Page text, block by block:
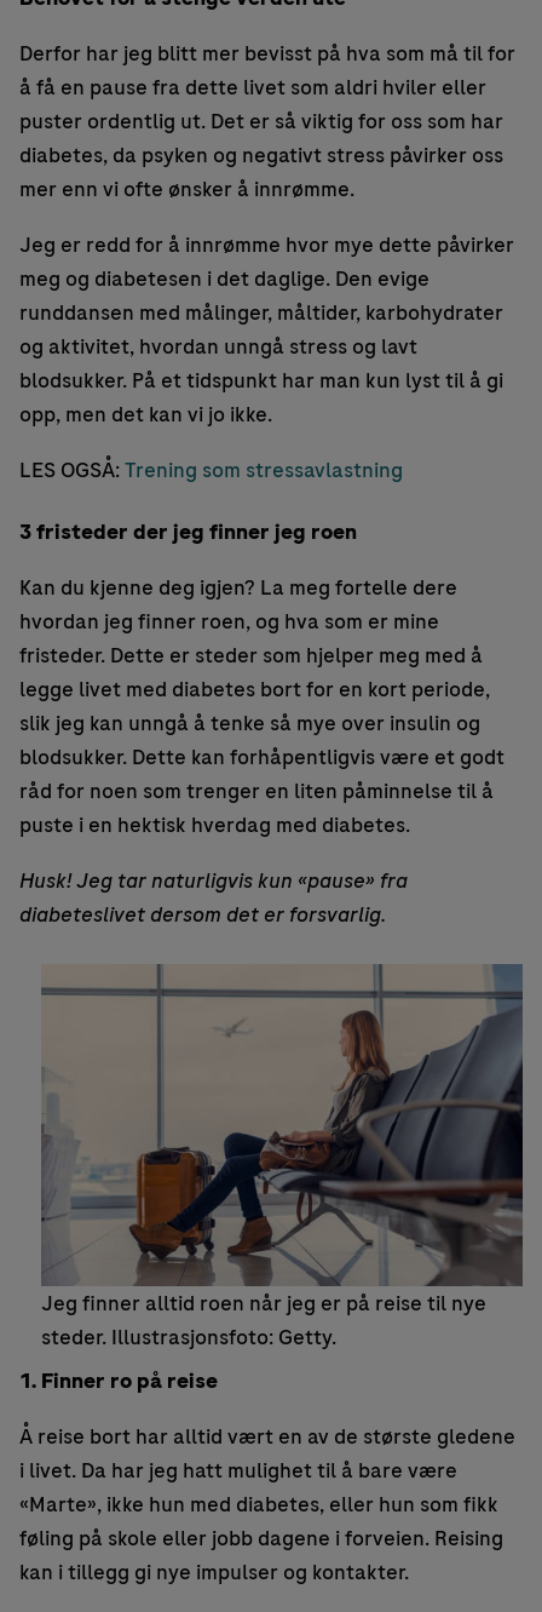
Derfor har jeg blitt mer bevisst på hva som må til for
å få en pause fra dette livet som aldri hviler eller
puster ordentlig ut. Det er så viktig for oss som har
diabetes, da psyken og negativt stress påvirker oss
mer enn vi ofte ønsker å innrømme.
Jeg er redd for å innrømme hvor mye dette påvirker
meg og diabetesen i det daglige. Den evige
runddansen med målinger, måltider, karbohydrater
og aktivitet, hvordan unngå stress og lavt
blodsukker. På et tidspunkt har man kun lyst til å gi
opp, men det kan vi jo ikke.
LES OGSÅ:Trening som stressavlastning
3 fristeder der jeg finner jeg roen
Kan du kjenne deg igjen? La meg fortelle dere
hvordan jeg finner roen, og hva som er mine
fristeder. Dette er steder som hjelper meg med å
legge livet med diabetes bort for en kort periode,
slik jeg kan unngå å tenke så mye over insulin og
blodsukker. Dette kan forhåpentligvis være et godt
råd for noen som trenger en liten påminnelse til å
puste i en hektisk hverdag med diabetes.
Husk! Jeg tar naturligvis kun «pause» fra
diabeteslivet dersom det er forsvarlig.
Jeg finner alltid roen når jeg er på reise til nye
steder. Illustrasjonsfoto: Getty.
1. Finner ro på reise
Å reise bort har alltid vært en av de største gledene
i livet. Da har jeg hatt mulighet til å bare være
«Marte», ikke hun med diabetes, eller hun som fikk
føling på skole eller jobb dagene i forveien. Reising
kan i tillegg gi nye impulser og kontakter.